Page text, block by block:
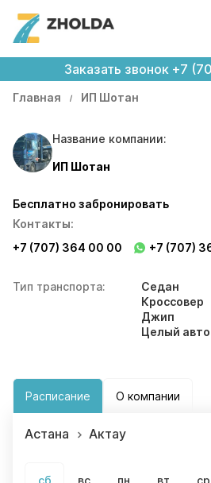
Заказать звонок +7
Главная ИП Шотан
Название компании:
ИП Шотан
Бесплатно забронировать
Контакты:
+7 (707) 364 00 00
+7 (707)
Тип транспорта:
Седан
Кроссовер
Джип
Целый
Расписание О компании
Астана Актау
сб
вс
пн
вт
ср